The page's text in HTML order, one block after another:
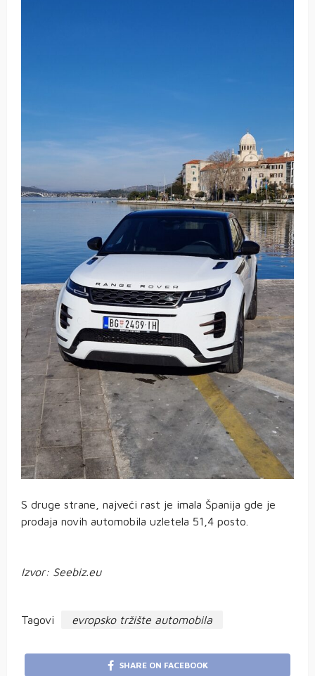
S druge strane, najveći rast je imala Španija gde je
prodaja novih automobila uzletela 51,4 posto.
Izvor: Seebiz.eu
Tagovi evropsko tržište automobila
SHARE ON FACEBOOK